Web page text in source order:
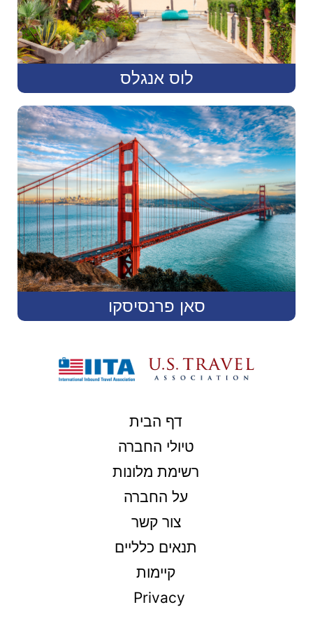
לוס אנגלס
סאן פרנסיסקו
דף הבית
טיולי החברה
רשימת מלונות
על החברה
צור קשר
תנאים כלליים
קיימות
Privacy